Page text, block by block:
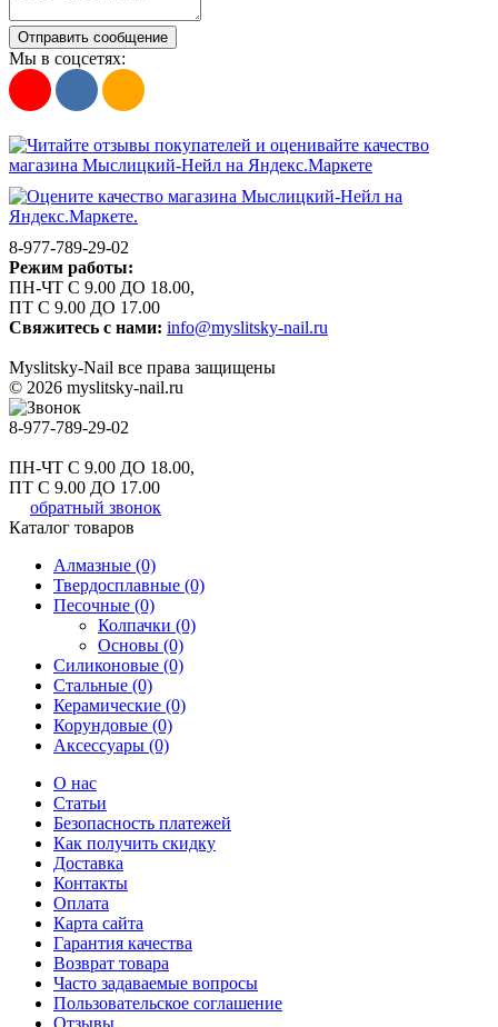
Отправить сообщение
Мы в соцсетях:
8-977-789-29-02
Режим работы:
ПН-ЧТ С 9.00 ДО 18.00,
ПТ С 9.00 ДО 17.00
Свяжитесь с нами: info@myslitsky-nail.ru
Myslitsky-Nail все права защищены
© 2026 myslitsky-nail.ru
8-977-789-29-02
ПН-ЧТ С 9.00 ДО 18.00,
ПТ С 9.00 ДО 17.00
обратный звонок
Каталог товаров
Алмазные (0)
Твердосплавные (0)
Песочные (0)
Колпачки (0)
Основы (0)
Силиконовые (0)
Стальные (0)
Керамические (0)
Корундовые (0)
Аксессуары (0)
О нас
Статьи
Безопасность платежей
Как получить скидку
Доставка
Контакты
Оплата
Карта сайта
Гарантия качества
Возврат товара
Часто задаваемые вопросы
Пользовательское соглашение